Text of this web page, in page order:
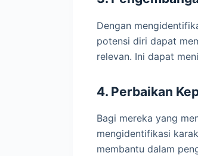
Dengan
potensi diri dapat
relevan. Ini dapat
4. Perbaikan
Bagi mereka yang
mengidentifikasi
membantu dalam